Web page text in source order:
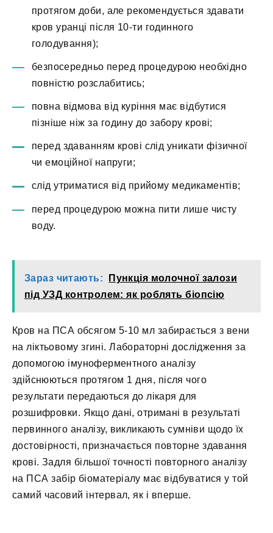
протягом доби, але рекомендується здавати
кров уранці після 10-ти годинного
голодування);
безпосередньо перед процедурою необхідно
повністю розслабитись;
повна відмова від куріння має відбутися
пізніше ніж за годину до забору крові;
перед здаванням крові слід уникати фізичної
чи емоційної напруги;
слід утриматися від прийому медикаментів;
перед процедурою можна пити лише чисту
воду.
Зараз читають:
Пункція молочної залози
під УЗД контролем: як роблять біопсію
Кров на ПСА обсягом 5-10 мл забирається з вени
на ліктьовому згині. Лабораторні дослідження за
допомогою імуноферментного аналізу
здійснюються протягом 1 дня, після чого
результати передаються до лікаря для
розшифровки. Якщо дані, отримані в результаті
первинного аналізу, викликають сумніви щодо їх
достовірності, призначається повторне здавання
крові. Задля більшої точності повторного аналізу
на ПСА забір біоматеріалу має відбуватися у той
самий часовий інтервал, як і вперше.